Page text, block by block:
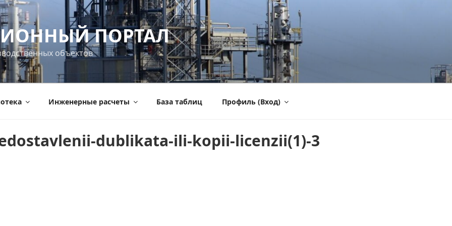
ПОРТАЛ
объектов
Инженерные расчеты База таблиц Профиль (Вход)
dublikata-ili-kopii-licenzii(1)-3